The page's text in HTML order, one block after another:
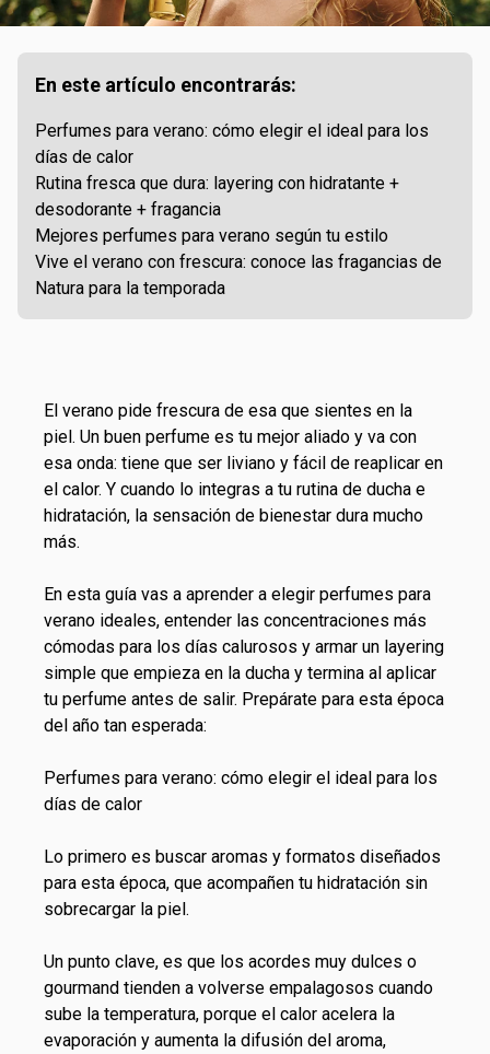
En este artículo encontrarás:
Perfumes para verano: cómo elegir el ideal para los
días de calor
Rutina fresca que dura: layering con hidratante +
desodorante + fragancia
Mejores perfumes para verano según tu estilo
Vive el verano con frescura: conoce las fragancias de
Natura para la temporada
El verano pide frescura de esa que sientes en la
piel. Un buen perfume es tu mejor aliado y va con
esa onda: tiene que ser liviano y fácil de reaplicar en
el calor. Y cuando lo integras a tu rutina de ducha e
hidratación, la sensación de bienestar dura mucho
más.
En esta guía vas a aprender a elegir perfumes para
verano ideales, entender las concentraciones más
cómodas para los días calurosos y armar un layering
simple que empieza en la ducha y termina al aplicar
tu perfume antes de salir. Prepárate para esta época
del año tan esperada:
Perfumes para verano: cómo elegir el ideal para los
días de calor
Lo primero es buscar aromas y formatos diseñados
para esta época, que acompañen tu hidratación sin
sobrecargar la piel.
Un punto clave, es que los acordes muy dulces o
gourmand tienden a volverse empalagosos cuando
sube la temperatura, porque el calor acelera la
evaporación y aumenta la difusión del aroma,